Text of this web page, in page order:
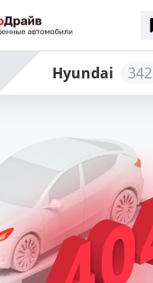
Hyundai 342